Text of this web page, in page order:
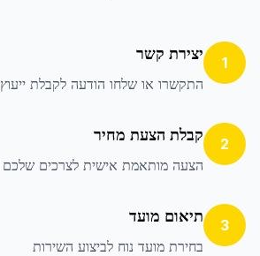
1 יצירת קשר
התקשרו או שלחו הודעה לקבלת ייעוץ
2 קבלת הצעת מחיר
הצעה מותאמת אישית לצרכים שלכם
3 תיאום מועד
בחירת מועד נוח לביצוע השירות